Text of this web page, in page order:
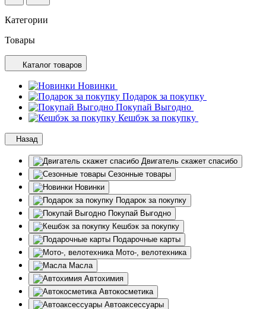
Категории
Товары
Каталог товаров
Новинки
Подарок за покупку
Покупай Выгодно
Кешбэк за покупку
Назад
Двигатель скажет спасибо
Сезонные товары
Новинки
Подарок за покупку
Покупай Выгодно
Кешбэк за покупку
Подарочные карты
Мото-, велотехника
Масла
Автохимия
Автокосметика
Автоаксессуары